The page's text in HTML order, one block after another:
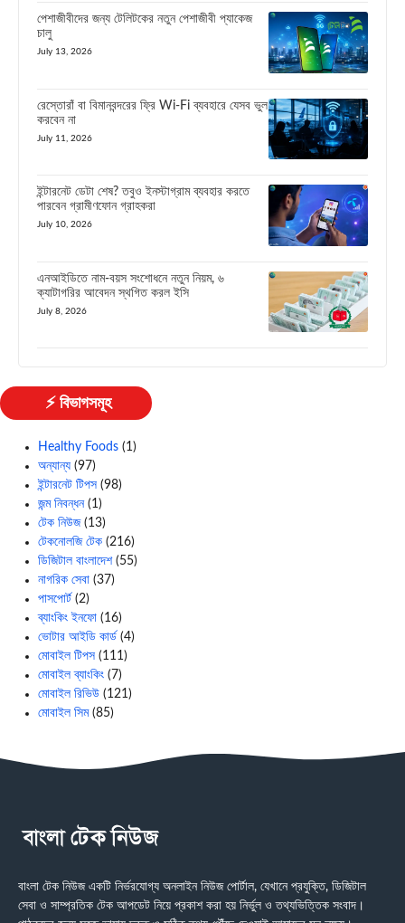
পেশাজীবীদের জন্য টেলিটকের নতুন পেশাজীবী প্যাকেজ
চালু
July 13, 2026
রেস্তোরাঁ বা বিমানবন্দরের ফ্রি Wi-Fi ব্যবহারে যেসব ভুল
করবেন না
July 11, 2026
ইন্টারনেট ডেটা শেষ? তবুও ইনস্টাগ্রাম ব্যবহার করতে
পারবেন গ্রামীণফোন গ্রাহকরা
July 10, 2026
এনআইডিতে নাম-বয়স সংশোধনে নতুন নিয়ম, ৬
ক্যাটাগরির আবেদন স্থগিত করল ইসি
July 8, 2026
⚡ বিভাগসমূহ
Healthy Foods (1)
অন্যান্য (97)
ইন্টারনেট টিপস (98)
জন্ম নিবন্ধন(1)
টেক নিউজ(13)
টেকনোলজি টেক (216)
ডিজিটাল বাংলাদেশ(55)
নাগরিক সেবা (37)
পাসপোর্ট (2)
ব্যাংকিং ইনফো (16)
ভোটার আইডি কার্ড (4)
মোবাইল টিপস (111)
মোবাইল ব্যাংকিং (7)
মোবাইল রিভিউ (121)
মোবাইল সিম(85)
বাংলা টেক নিউজ একটি নির্ভরযোগ্য অনলাইন নিউজ পোর্টাল, যেখানে প্রযুক্তি, ডিজিটাল
সেবা ও সাম্প্রতিক টেক আপডেট নিয়ে প্রকাশ করা হয় নির্ভুল ও তথ্যভিত্তিক সংবাদ।